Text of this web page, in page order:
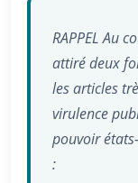
RAPPELAu
attiré deux
les articles
virulence
pouvoir
: